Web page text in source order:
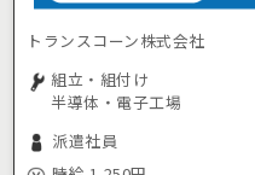
トランスコーン株式会社
組立・組付け
半導体・電子工場
派遣社員